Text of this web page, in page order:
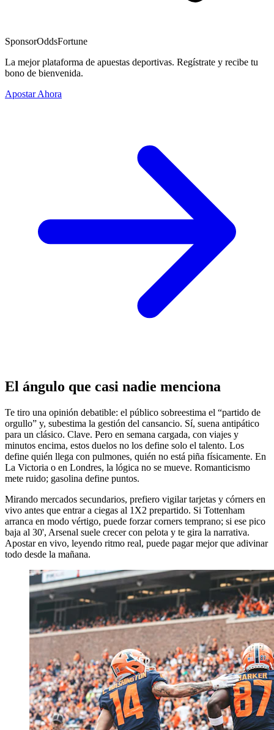
SponsorOddsFortune
La mejor plataforma de apuestas deportivas. Regístrate y recibe tu
bono de bienvenida.
Apostar Ahora
El ángulo que casi nadie menciona
Te tiro una opinión debatible: el público sobreestima el “partido de
orgullo” y, subestima la gestión del cansancio. Sí, suena antipático
para un clásico. Clave. Pero en semana cargada, con viajes y
minutos encima, estos duelos no los define solo el talento. Los
define quién llega con pulmones, quién no está piña físicamente. En
La Victoria o en Londres, la lógica no se mueve. Romanticismo
mete ruido; gasolina define puntos.
Mirando mercados secundarios, prefiero vigilar tarjetas y córners en
vivo antes que entrar a ciegas al 1X2 prepartido. Si Tottenham
arranca en modo vértigo, puede forzar corners temprano; si ese pico
baja al 30', Arsenal suele crecer con pelota y te gira la narrativa.
Apostar en vivo, leyendo ritmo real, puede pagar mejor que adivinar
todo desde la mañana.